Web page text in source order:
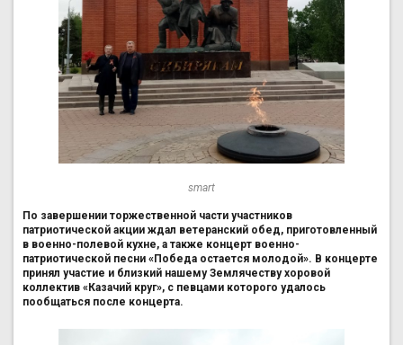
smart
По завершении торжественной части участников
патриотической акции ждал ветеранский обед, приготовленный
в военно-полевой кухне, а также концерт военно-
патриотической песни «Победа остается молодой». В концерте
принял участие и близкий нашему Землячеству хоровой
коллектив «Казачий круг», с певцами которого удалось
пообщаться после концерта.